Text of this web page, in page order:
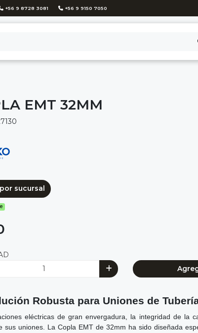
+56 9 8728 3081 +56 9 9150 7050
EMT 32MM
sucursal
Robusta para Uniones de
eléctricas de gran envergadura, la integridad de la
sus uniones. La Copla EMT de 32mm ha sido diseñada